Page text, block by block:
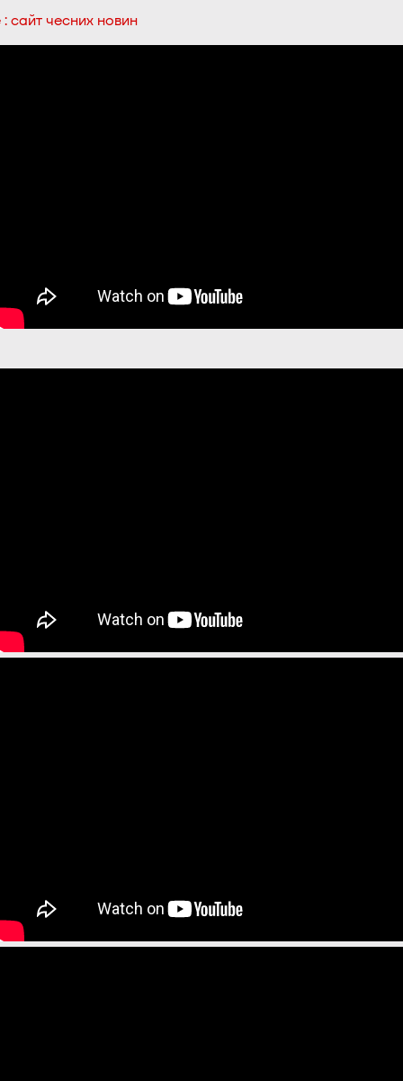
сайт чесних новин